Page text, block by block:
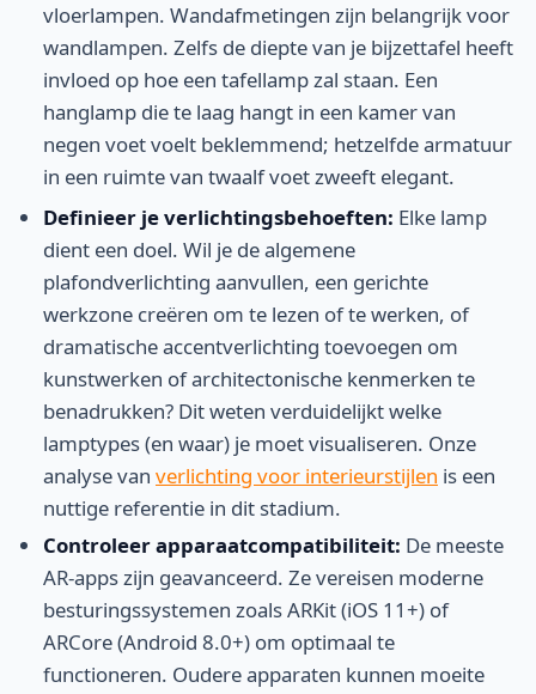
vloerlampen. Wandafmetingen zijn belangrijk voor
wandlampen. Zelfs de diepte van je bijzettafel heeft
invloed op hoe een tafellamp zal staan. Een
hanglamp die te laag hangt in een kamer van
negen voet voelt beklemmend; hetzelfde armatuur
in een ruimte van twaalf voet zweeft elegant.
Definieer je verlichtingsbehoeften: Elke lamp
dient een doel. Wil je de algemene
plafondverlichting aanvullen, een gerichte
werkzone creëren om te lezen of te werken, of
dramatische accentverlichting toevoegen om
kunstwerken of architectonische kenmerken te
benadrukken? Dit weten verduidelijkt welke
lamptypes (en waar) je moet visualiseren. Onze
analyse van verlichting voor interieurstijlen is een
nuttige referentie in dit stadium.
Controleer apparaatcompatibiliteit: De meeste
AR-apps zijn geavanceerd. Ze vereisen moderne
besturingssystemen zoals ARKit (iOS 11+) of
ARCore (Android 8.0+) om optimaal te
functioneren. Oudere apparaten kunnen moeite